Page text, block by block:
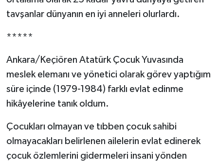
tavşanlar dünyanın en iyi anneleri olurlardı.
*****
Ankara/Keçiören Atatürk Çocuk Yuvasında
meslek elemanı ve yönetici olarak görev yaptığım
süre içinde (1979-1984) farklı evlat edinme
hikâyelerine tanık oldum.
Çocukları olmayan ve tıbben çocuk sahibi
olmayacakları belirlenen ailelerin evlat edinerek
çocuk özlemlerini gidermeleri insani yönden